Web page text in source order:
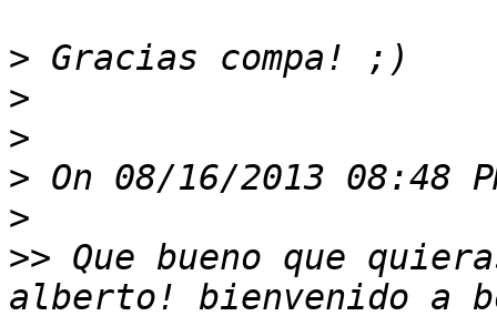
>
>
>
>
>
>> Que bueno que